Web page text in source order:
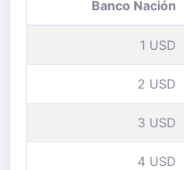
Banco Nación
1 USD
2 USD
3 USD
4 USD